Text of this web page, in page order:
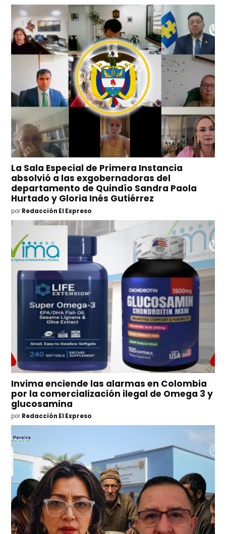
La Sala Especial de Primera Instancia
absolvió a las exgobernadoras del
departamento de Quindío Sandra Paola
Hurtado y Gloria Inés Gutiérrez
por Redacción El Expreso
Invima enciende las alarmas en Colombia
por la comercialización ilegal de Omega 3 y
glucosamina
por Redacción El Expreso